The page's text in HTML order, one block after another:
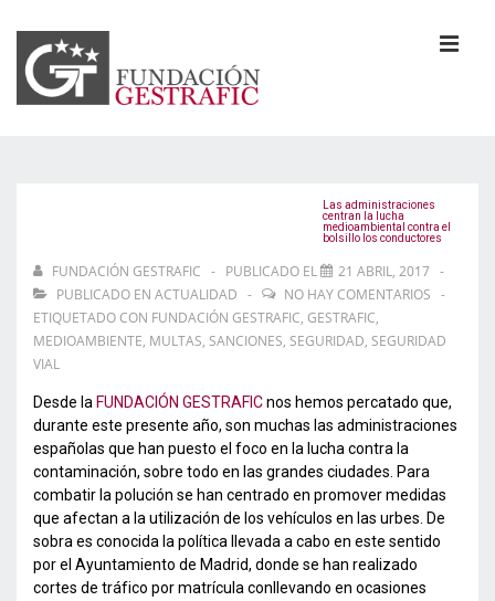
Saltar
contenido
principal
Las administraciones
centran la lucha
medioambiental contra el
bolsillo los conductores
FUNDACIÓN GESTRAFIC PUBLICADO EL
21 ABRIL, 2017
PUBLICADO EN ACTUALIDAD
NO HAY COMENTARIOS
ETIQUETADO CON FUNDACIÓN GESTRAFIC, GESTRAFIC,
MEDIOAMBIENTE, MULTAS, SANCIONES, SEGURIDAD, SEGURIDAD
VIAL
Desde la FUNDACIÓN GESTRAFICnos hemos percatado que,
durante este presente año, son muchas las administraciones
españolas que han puesto el foco en la lucha contra la
contaminación, sobre todo en las grandes ciudades. Para
combatir la polución se han centrado en promover medidas
que afectan a la utilización de los vehículos en las urbes. De
sobra es conocida la política llevada a cabo en este sentido
por el Ayuntamiento de Madrid, donde se han realizado
cortes de tráfico por matrícula conllevando en ocasiones